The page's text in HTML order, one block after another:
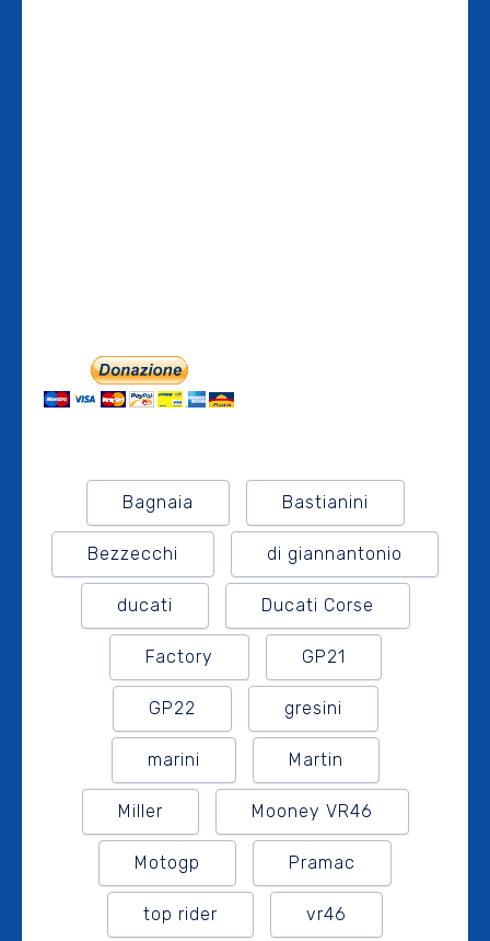
Bagnaia Bastianini
Bezzecchi di giannantonio
ducati Ducati Corse
Factory GP21
GP22 gresini
marini Martin
Miller Mooney VR46
Motogp Pramac
top rider vr46